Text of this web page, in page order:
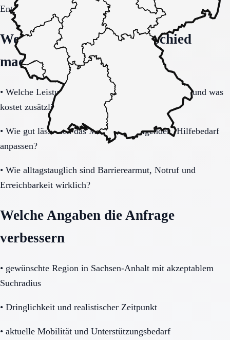
Entscheidung vollständig klären.
Welche Fragen den Unterschied
machen
• Welche Leistungen sind im Grundpaket enthalten und was
kostet zusätzlich?
• Wie gut lässt sich das Modell bei steigendem Hilfebedarf
anpassen?
• Wie alltagstauglich sind Barrierearmut, Notruf und
Erreichbarkeit wirklich?
Welche Angaben die Anfrage
verbessern
• gewünschte Region in Sachsen-Anhalt mit akzeptablem
Suchradius
• Dringlichkeit und realistischer Zeitpunkt
• aktuelle Mobilität und Unterstützungsbedarf